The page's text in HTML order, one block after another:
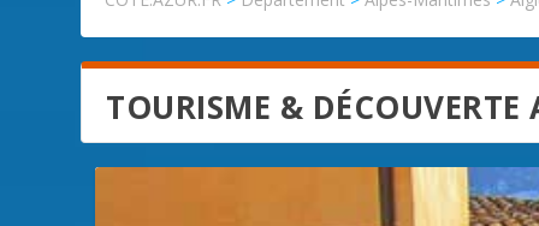
TOURISME & DÉCOUVERTE